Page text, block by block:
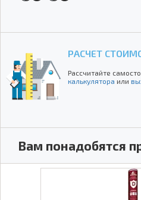
РАСЧЕТ
Рассчитайте
калькулятора или
Вам понадобятся